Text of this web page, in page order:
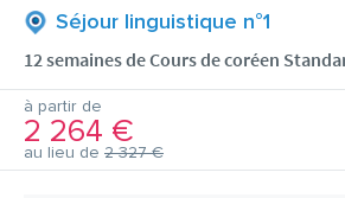
Séjour linguistique n°1
12 semaines de Cours de coréen
à partir de
2 264 €
au lieu de 2 327 €